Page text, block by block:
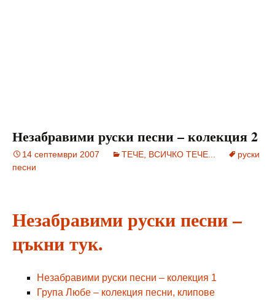
Незабравими руски песни – колекция 2
14 септември 2007 ТЕЧЕ, ВСИЧКО ТЕЧЕ...
руски
песни
Незабравими руски песни –
цъкни тук.
Незабравими руски песни – колекция 1
Група Любе – колекция песни, клипове